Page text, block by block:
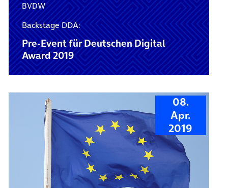
BVDW
Backstage DDA:
Pre-Event für Deutschen Digital
Award 2019
08.
Apr.
2019